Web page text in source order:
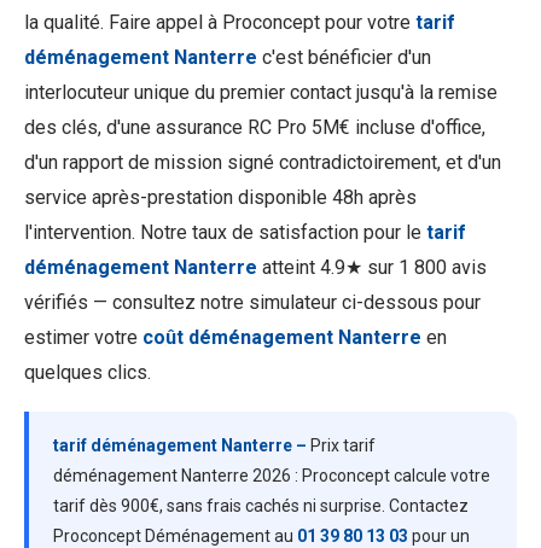
la qualité. Faire appel à Proconcept pour votre tarif
déménagement Nanterre c'est bénéficier d'un
interlocuteur unique du premier contact jusqu'à la remise
des clés, d'une assurance RC Pro 5M€ incluse d'office,
d'un rapport de mission signé contradictoirement, et d'un
service après-prestation disponible 48h après
l'intervention. Notre taux de satisfaction pour le tarif
déménagement Nanterre atteint 4.9★ sur 1 800 avis
vérifiés — consultez notre simulateur ci-dessous pour
estimer votre coût déménagement Nanterre en
quelques clics.
tarif déménagement Nanterre – Prix tarif
déménagement Nanterre 2026 : Proconcept calcule votre
tarif dès 900€, sans frais cachés ni surprise. Contactez
Proconcept Déménagement au 01 39 80 13 03 pour un